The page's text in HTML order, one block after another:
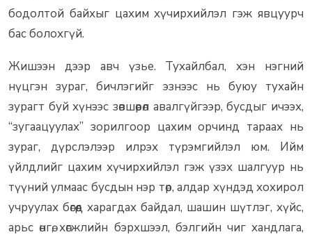
бодолтой байхыг цахим хүчирхийлэл гэж явцуурч
бас болохгүй.
Жишээн дээр авч үзье. Тухайлбал, хэн нэгний
нүцгэн зураг, бичлэгийг эзнээс нь буюу тухайн
зурагт буй хүнээс зөвшөөрөл авалгүйгээр, бусдыг ичээх,
“зугаацуулах” зорилгоор цахим орчинд тараах нь
зураг, дүрслэлээр илрэх түрэмгийлэл юм. Ийм
үйлдлийг цахим хүчирхийлэл гэж үзэх шалгуур нь
түүний улмаас бусдын нэр төр, алдар хүндэд хохирол
учруулах бөгөөд харагдах байдал, шашин шүтлэг, хүйс,
арьс өнгө, хөгжлийн бэрхшээл, бэлгийн чиг хандлага,